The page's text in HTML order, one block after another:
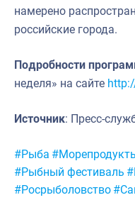
намерено
российские города.
Подробности
неделя» на сайте
Источник: Пресс-
Метки:
#Рыба
#Рыбный фестиваль
#Росрыболовство